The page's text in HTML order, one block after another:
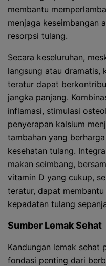
membantu
menjaga keseimbangan
resorpsi tulang.
Secara keseluruhan,
langsung atau dramatis,
teratur dapat
jangka panjang.
inflamasi, stimulasi
penyerapan kalsium
tambahan yang
kesehatan tulang.
makan seimbang,
vitamin D yang cukup,
teratur, dapat
kepadatan tulang
Sumber Lemak Sehat
Kandungan lemak sehat
fondasi penting dari